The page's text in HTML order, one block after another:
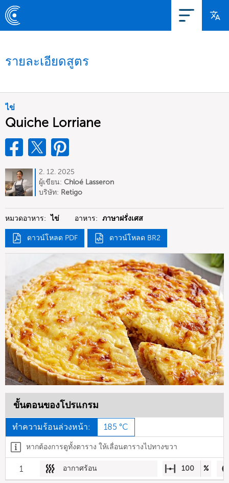
รายละเอียดสูตร
ไข่
Quiche Lorriane
2. 12. 2025
ผู้เขียน: Chloé Lasseron
บริษัท: Retigo
หมวดอาหาร: ไข่ อาหาร: ภาษาฝรั่งเศส
ดาวน์โหลด PDF ดาวน์โหลด BR2
ขั้นตอนของโปรแกรม
ทำความร้อนล่วงหน้า: 185 °C
หากต้องการดูทั้งตาราง ให้เลื่อนตารางไปทางขวา
1 อากาศร้อน 100 %